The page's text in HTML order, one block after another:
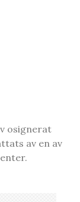
osignerat
av en av